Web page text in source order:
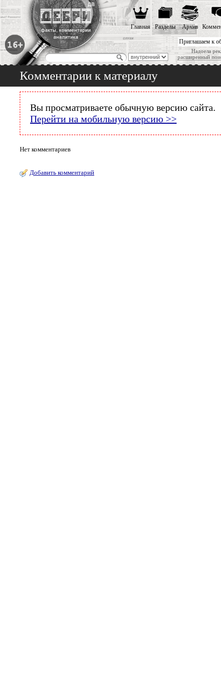
Приглашаем к
Надоела
расширенный
Главная Разделы Архив
Комментарии к материалу
Вы просматриваете обычную версию сайта.
Перейти на мобильную версию >>
Нет комментариев
Добавить комментарий